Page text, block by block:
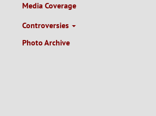
Media Coverage
Controversies
Photo Archive